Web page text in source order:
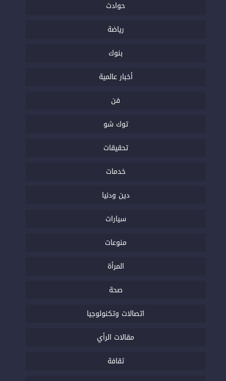
حوادث
رياضة
بنوك
أخبار عالمية
فن
توك شو
تحقيقات
خدمات
دين ودنيا
سيارات
منوعات
المرأة
صحة
اتصالات وتكنولوجيا
مقالات الرأي
ثقافة